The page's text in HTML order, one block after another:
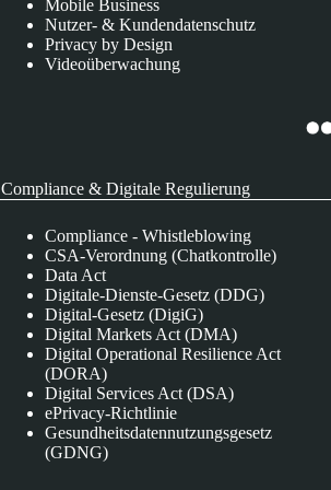
Mobile Business
Nutzer- & Kundendatenschutz
Privacy by Design
Videoüberwachung
Compliance & Digitale Regulierung
Compliance - Whistleblowing
CSA-Verordnung (Chatkontrolle)
Data Act
Digitale-Dienste-Gesetz (DDG)
Digital-Gesetz (DigiG)
Digital Markets Act (DMA)
Digital Operational Resilience Act
(DORA)
Digital Services Act (DSA)
ePrivacy-Richtlinie
Gesundheitsdatennutzungsgesetz
(GDNG)